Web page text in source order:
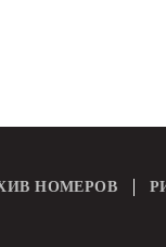
НОМЕРОВ